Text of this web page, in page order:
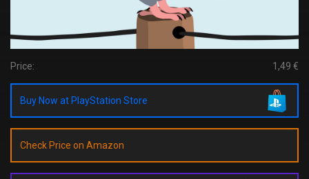
Price: 1,49 €
Buy Now at PlayStation Store
Check Price on Amazon